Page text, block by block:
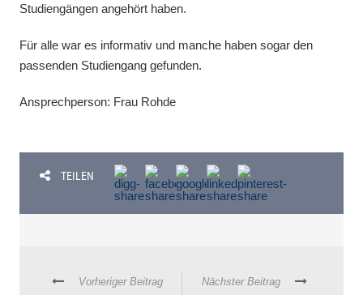
Studiengängen angehört haben.
Für alle war es informativ und manche haben sogar den
passenden Studiengang gefunden.
Ansprechperson: Frau Rohde
TEILEN
Vorheriger Beitrag Nächster Beitrag